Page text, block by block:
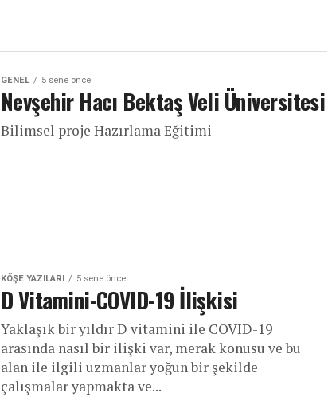
GENEL 5 sene önce
Nevşehir Hacı Bektaş Veli Üniversitesi
Bilimsel proje Hazırlama Eğitimi
KÖŞE YAZILARI 5 sene önce
D Vitamini-COVID-19 İlişkisi
Yaklaşık bir yıldır D vitamini ile COVID-19
arasında nasıl bir ilişki var, merak konusu ve bu
alan ile ilgili uzmanlar yoğun bir şekilde
çalışmalar yapmakta ve...